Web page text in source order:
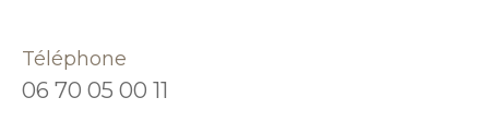
Téléphone
06 70 05 00 11